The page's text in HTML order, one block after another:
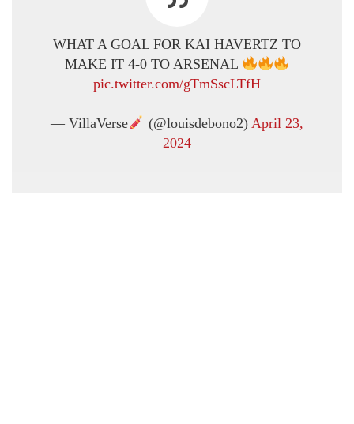
WHAT A GOAL FOR KAI HAVERTZ TO
MAKE IT 4-0 TO ARSENAL
pic.twitter.com/gTmSscLTfH
— VillaVerse (@louisdebono2) April 23,
2024